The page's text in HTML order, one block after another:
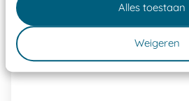
Alles toestaan
Weigeren